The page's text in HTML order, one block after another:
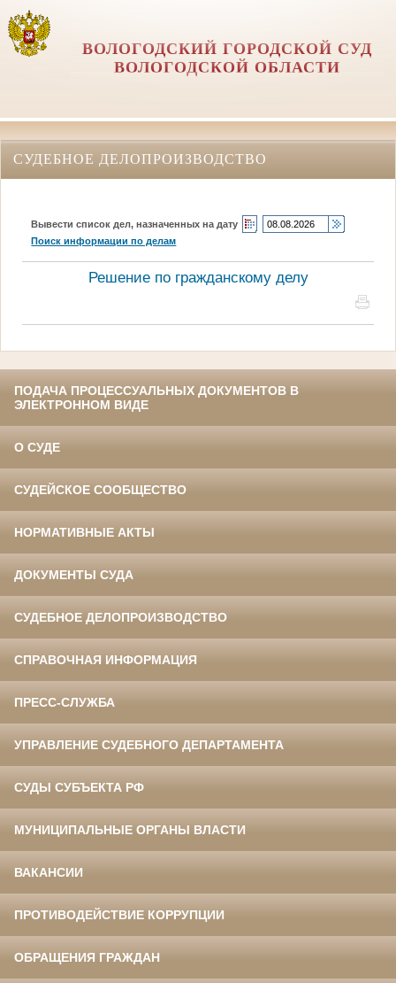
ВОЛОГОДСКИЙ ГОРОДСКОЙ СУД
ВОЛОГОДСКОЙ ОБЛАСТИ
СУДЕБНОЕ ДЕЛОПРОИЗВОДСТВО
Вывести список дел, назначенных на дату
Поиск информации по делам
Решение по гражданскому делу
ПОДАЧА ПРОЦЕССУАЛЬНЫХ ДОКУМЕНТОВ В
ЭЛЕКТРОННОМ ВИДЕ
О СУДЕ
СУДЕЙСКОЕ СООБЩЕСТВО
НОРМАТИВНЫЕ АКТЫ
ДОКУМЕНТЫ СУДА
СУДЕБНОЕ ДЕЛОПРОИЗВОДСТВО
СПРАВОЧНАЯ ИНФОРМАЦИЯ
ПРЕСС-СЛУЖБА
УПРАВЛЕНИЕ СУДЕБНОГО ДЕПАРТАМЕНТА
СУДЫ СУБЪЕКТА РФ
МУНИЦИПАЛЬНЫЕ ОРГАНЫ ВЛАСТИ
ВАКАНСИИ
ПРОТИВОДЕЙСТВИЕ КОРРУПЦИИ
ОБРАЩЕНИЯ ГРАЖДАН